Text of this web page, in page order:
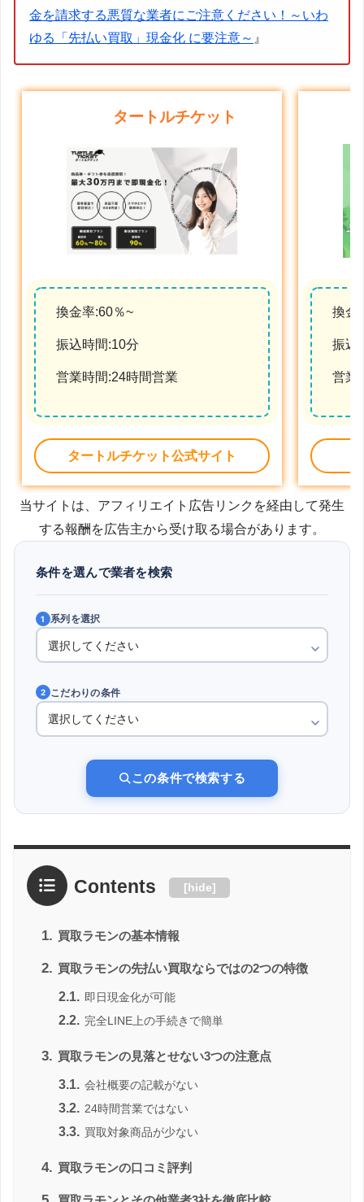
金を請求する悪質な業者にご注意ください！～いわ
ゆる「先払い買取」現金化 に要注意～ 』
タートルチケット
換金率:60％~
振込時間:10分
営業時間:24時間営業
タートルチケット公式サイト
換金
振込
営業
当サイトは、アフィリエイト広告リンクを経由して発生
する報酬を広告主から受け取る場合があります。
条件を選んで業者を検索
1 系列を選択
2 こだわりの条件
この条件で検索する
Contents [hide]
1. 買取ラモンの基本情報
2. 買取ラモンの先払い買取ならではの2つの特徴
2.1. 即日現金化が可能
2.2. 完全LINE上の手続きで簡単
3. 買取ラモンの見落とせない3つの注意点
3.1. 会社概要の記載がない
3.2. 24時間営業ではない
3.3. 買取対象商品が少ない
4. 買取ラモンの口コミ評判